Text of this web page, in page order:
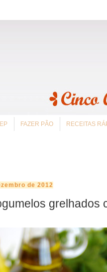
FAZER PÃO RECEITAS
de 2012
grelhados